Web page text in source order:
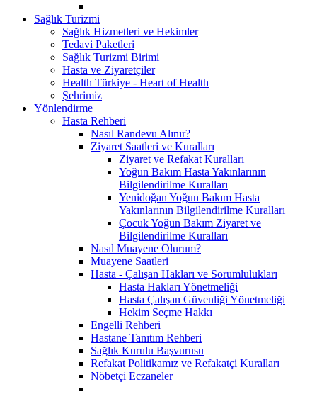
Sağlık Turizmi
Sağlık Hizmetleri ve Hekimler
Tedavi Paketleri
Sağlık Turizmi Birimi
Hasta ve Ziyaretçiler
Health Türkiye - Heart of Health
Şehrimiz
Yönlendirme
Hasta Rehberi
Nasıl Randevu Alınır?
Ziyaret Saatleri ve Kuralları
Ziyaret ve Refakat Kuralları
Yoğun Bakım Hasta Yakınlarının
Bilgilendirilme Kuralları
Yenidoğan Yoğun Bakım Hasta
Yakınlarının Bilgilendirilme Kuralları
Çocuk Yoğun Bakım Ziyaret ve
Bilgilendirilme Kuralları
Nasıl Muayene Olurum?
Muayene Saatleri
Hasta - Çalışan Hakları ve Sorumlulukları
Hasta Hakları Yönetmeliği
Hasta Çalışan Güvenliği Yönetmeliği
Hekim Seçme Hakkı
Engelli Rehberi
Hastane Tanıtım Rehberi
Sağlık Kurulu Başvurusu
Refakat Politikamız ve Refakatçi Kuralları
Nöbetçi Eczaneler